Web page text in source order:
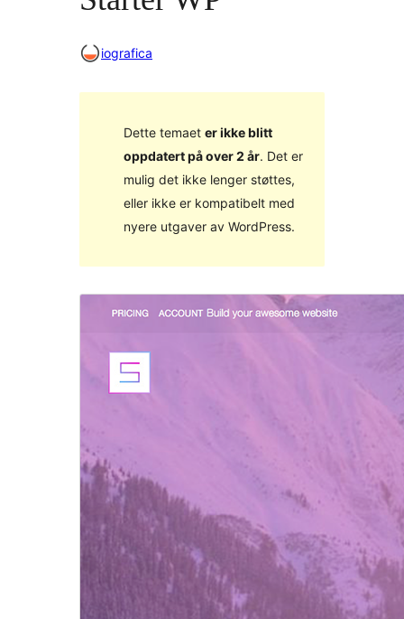
iografica
Dette temaet er ikke blitt
oppdatert på over 2 år. Det er
mulig det ikke lenger støttes,
eller ikke er kompatibelt med
nyere utgaver av WordPress.